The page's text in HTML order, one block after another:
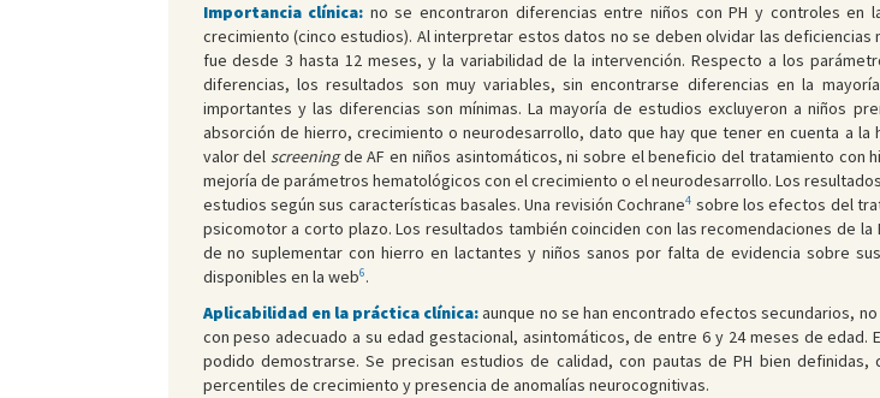
Importancia clínica: no se encontraron diferencias entre niños con PH y controles
crecimiento (cinco estudios). Al interpretar estos datos no se deben olvidar las
fue desde 3 hasta 12 meses, y la variabilidad de la intervención. Respecto a los
diferencias, los resultados son muy variables, sin encontrarse diferencias en la
importantes y las diferencias son mínimas. La mayoría de estudios excluyeron a niños
absorción de hierro, crecimiento o neurodesarrollo, dato que hay que tener en cuenta a
valor del screeningde AF en niños asintomáticos, ni sobre el beneficio del tratamiento con
mejoría de parámetros hematológicos con el crecimiento o el neurodesarrollo. Los
estudios según sus características basales. Una revisión Cochrane4 sobre los efectos del
psicomotor a corto plazo. Los resultados también coinciden con las recomendaciones de la
de no suplementar con hierro en lactantes y niños sanos por falta de evidencia sobre
disponibles en la web6.
Aplicabilidad en la práctica clínica:aunque no se han encontrado efectos secundarios,
con peso adecuado a su edad gestacional, asintomáticos, de entre 6 y 24 meses de
podido demostrarse. Se precisan estudios de calidad, con pautas de PH bien
percentiles de crecimiento y presencia de anomalías neurocognitivas.